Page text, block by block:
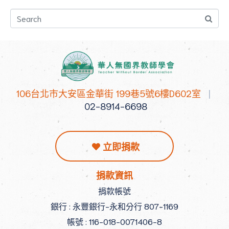
106台北市大安區金華街 199巷5號6樓D602室 |
02-8914-6698
立即捐款
捐款資訊
捐款帳號
銀行 : 永豐銀行-永和分行 807-1169
帳號 : 116-018-0071406-8